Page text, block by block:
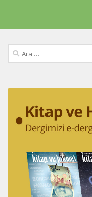
Arama: